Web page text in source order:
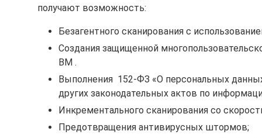
получают возможность:
Безагентного сканирования с
Создания защищенной
ВМ .
Выполнения 152-ФЗ «О персональных
других законодательных актов по
Инкрементального сканирования со
Предотвращения антивирусных штормов;